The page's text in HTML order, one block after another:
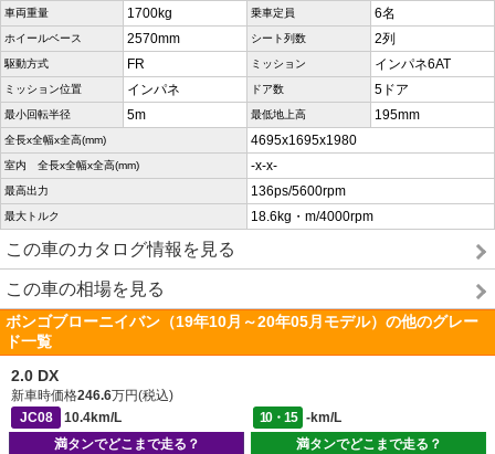
車両重量 1700kg 乗車定員 6名
ホイールベース 2570mm シート列数 2列
駆動方式 FR ミッション インパネ6AT
ミッション位置 インパネ ドア数 5ドア
最小回転半径 5m 最低地上高 195mm
全長x全幅x全高(mm) 4695x1695x1980
室内 全長x全幅x全高(mm) -x-x-
最高出力 136ps/5600rpm
最大トルク 18.6kg・m/4000rpm
この車のカタログ情報を見る
この車の相場を見る
ボンゴブローニイバン（19年10月～20年05月モデル）の他のグレー
ド一覧
2.0 DX
新車時価格246.6万円(税込)
JC08
10.4km/L 10・15
-km/L
満タンでどこまで走る？
満タンでどこまで走る？